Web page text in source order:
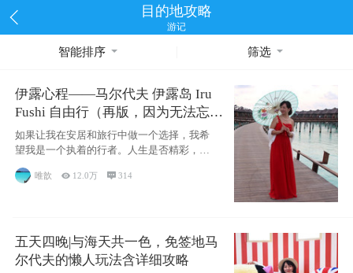
目的地攻略
游记
智能排序 筛选
伊露心程——马尔代夫 伊露岛 Iru
Fushi 自由行（再版，因为无法忘却
的留恋）
如果让我在安居和旅行中做一个选择，我希
望我是一个执着的行者。人生是否精彩，都
源于自己
唯歆  12.0万  314
五天四晚|与海天共一色，免签地马
尔代夫的懒人玩法含详细攻略